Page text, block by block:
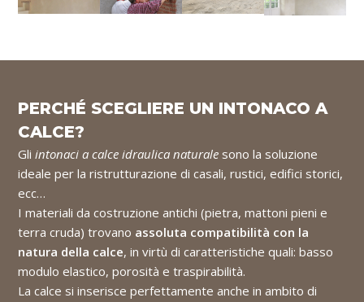
PERCHÉ SCEGLIERE UN INTONACO A
CALCE?
Gliintonaci a calce idraulica naturale sono la soluzione
ideale per la ristrutturazione di casali, rustici, edifici storici,
ecc…
I materiali da costruzione antichi (pietra, mattoni pieni e
terra cruda) trovano assoluta compatibilità con la
natura della calce, in virtù di caratteristiche quali: basso
modulo elastico, porosità e traspirabilità.
La calce si inserisce perfettamente anche in ambito di